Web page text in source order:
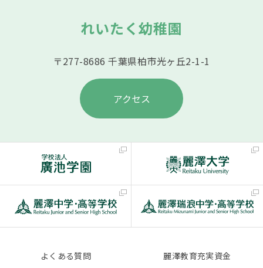
れいたく幼稚園
〒277-8686 千葉県柏市光ヶ丘2-1-1
アクセス
よくある質問 麗澤教育充実資金